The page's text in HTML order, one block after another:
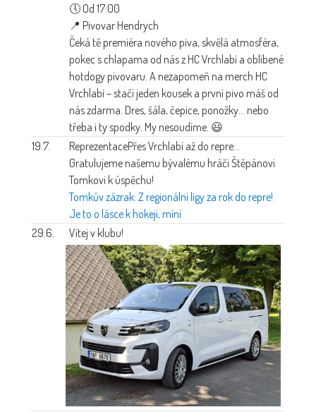
🕔 Od 17:00
📍 Pivovar Hendrych
Čeká tě premiéra nového piva, skvělá atmosféra,
pokec s chlapama od nás z HC Vrchlabí a oblíbené
hotdogy pivovaru. A nezapomeň na merch HC
Vrchlabí – stačí jeden kousek a první pivo máš od
nás zdarma. Dres, šála, čepice, ponožky… nebo
třeba i ty spodky. My nesoudíme. 😃
19.7.
ReprezentacePřes Vrchlabí až do repre…
Gratulujeme našemu bývalému hráči Štěpánovi
Tomkovi k úspěchu!
Tomkův zázrak: Z regionální ligy za rok do repre!
Je to o lásce k hokeji, míní
29.6.
Vítej v klubu!